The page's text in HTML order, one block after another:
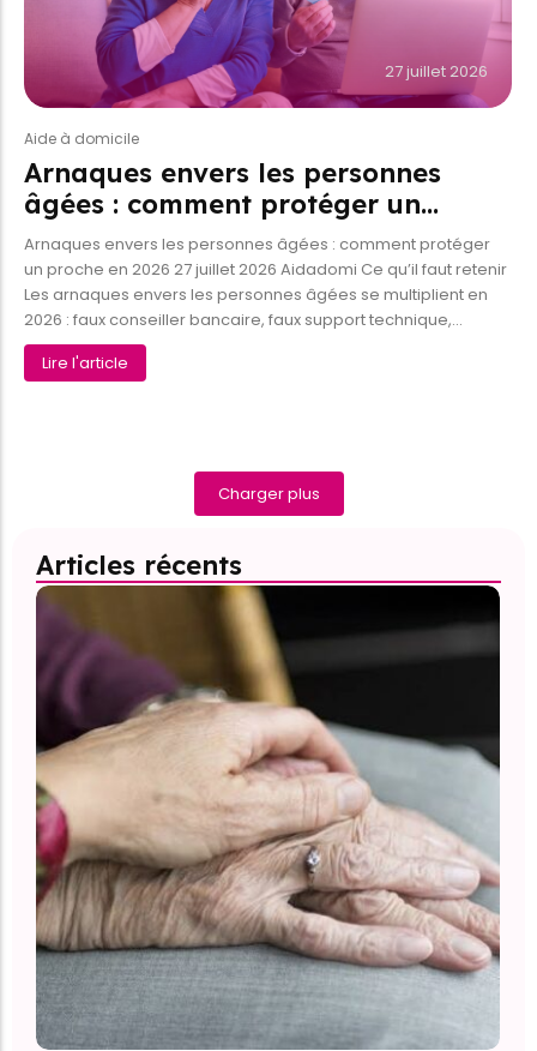
27 juillet 2026
Aide à domicile
Arnaques envers les personnes
âgées : comment protéger un…
Arnaques envers les personnes âgées : comment protéger
un proche en 2026 27 juillet 2026 Aidadomi Ce qu’il faut retenir
Les arnaques envers les personnes âgées se multiplient en
2026 : faux conseiller bancaire, faux support technique,...
Lire l'article
Charger plus
Articles récents